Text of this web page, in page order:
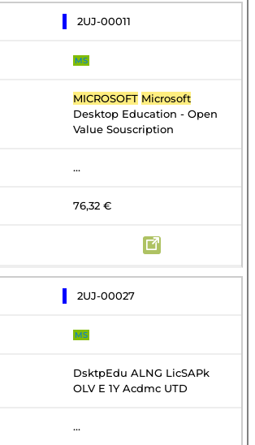
2UJ-00011
MS
MICROSOFT Microsoft
Desktop Education - Open
Value Souscription
...
76,32 €
2UJ-00027
MS
DsktpEdu ALNG LicSAPk
OLV E 1Y Acdmc UTD
...